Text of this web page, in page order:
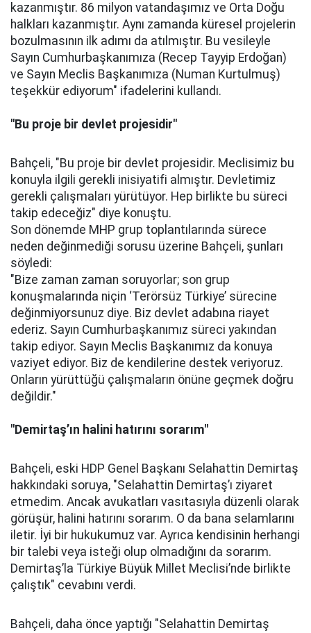
kazanmıştır. 86 milyon vatandaşımız ve Orta Doğu
halkları kazanmıştır. Aynı zamanda küresel projelerin
bozulmasının ilk adımı da atılmıştır. Bu vesileyle
Sayın Cumhurbaşkanımıza (Recep Tayyip Erdoğan)
ve Sayın Meclis Başkanımıza (Numan Kurtulmuş)
teşekkür ediyorum" ifadelerini kullandı.
"Bu proje bir devlet projesidir"
Bahçeli, "Bu proje bir devlet projesidir. Meclisimiz bu
konuyla ilgili gerekli inisiyatifi almıştır. Devletimiz
gerekli çalışmaları yürütüyor. Hep birlikte bu süreci
takip edeceğiz" diye konuştu.
Son dönemde MHP grup toplantılarında sürece
neden değinmediği sorusu üzerine Bahçeli, şunları
söyledi:
"Bize zaman zaman soruyorlar; son grup
konuşmalarında niçin ‘Terörsüz Türkiye’ sürecine
değinmiyorsunuz diye. Biz devlet adabına riayet
ederiz. Sayın Cumhurbaşkanımız süreci yakından
takip ediyor. Sayın Meclis Başkanımız da konuya
vaziyet ediyor. Biz de kendilerine destek veriyoruz.
Onların yürüttüğü çalışmaların önüne geçmek doğru
değildir."
"Demirtaş’ın halini hatırını sorarım"
Bahçeli, eski HDP Genel Başkanı Selahattin Demirtaş
hakkındaki soruya, "Selahattin Demirtaş’ı ziyaret
etmedim. Ancak avukatları vasıtasıyla düzenli olarak
görüşür, halini hatırını sorarım. O da bana selamlarını
iletir. İyi bir hukukumuz var. Ayrıca kendisinin herhangi
bir talebi veya isteği olup olmadığını da sorarım.
Demirtaş’la Türkiye Büyük Millet Meclisi’nde birlikte
çalıştık" cevabını verdi.
Bahçeli, daha önce yaptığı "Selahattin Demirtaş